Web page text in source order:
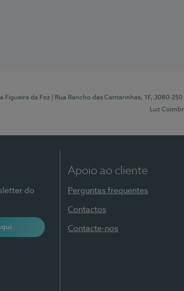
Figueira da Foz | Rua Rancho das Cantarinhas, 1F, 3080-
Luz
do
Apoio ao cliente
Perguntas frequentes
Contactos
Contacte-nos